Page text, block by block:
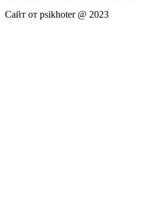
Сайт от psikhoter @ 2023